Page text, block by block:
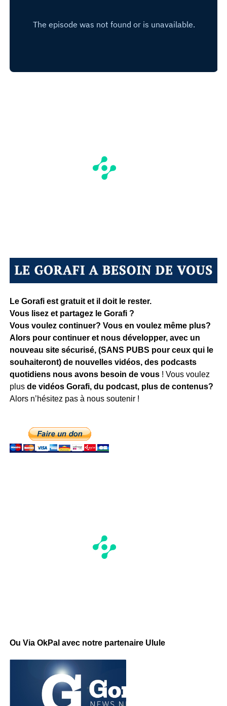
Le Gorafi est gratuit et il doit le rester.
Vous lisez et partagez le Gorafi ?
Vous voulez continuer? Vous en voulez même plus?
Alors pour continuer et nous développer, avec un
nouveau site sécurisé, (SANS PUBS pour ceux qui le
souhaiteront) de nouvelles vidéos, des podcasts
quotidiens nous avons besoin de vous ! Vous voulez
plus de vidéos Gorafi, du podcast, plus de contenus?
Alors n’hésitez pas à nous soutenir !
Ou Via OkPal avec notre partenaire Ulule